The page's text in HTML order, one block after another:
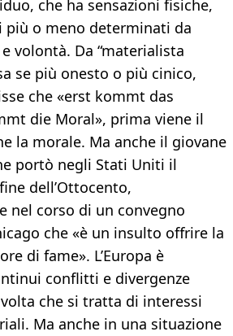
che ha sensazioni fisiche,
più o meno determinati da
volontà. Da “materialista
se più onesto o più cinico,
che «erst kommt das
die Moral», prima viene il
la morale. Ma anche il giovane
portò negli Stati Uniti il
dell’Ottocento,
nel corso di un convegno
che «è un insulto offrire la
di fame». L’Europa è
conflitti e divergenze
che si tratta di interessi
Ma anche in una situazione